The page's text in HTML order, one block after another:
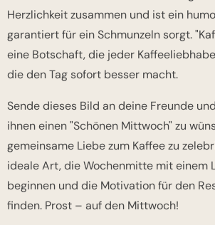
Herzlichkeit zusammen und ist ein
garantiert für ein Schmunzeln sorgt.
eine Botschaft, die jeder
die den Tag sofort besser macht.
Sende dieses Bild an deine Freunde
ihnen einen "Schönen Mittwoch" zu
gemeinsame Liebe zum Kaffee zu
ideale Art, die Wochenmitte mit einem
beginnen und die Motivation für den
finden. Prost – auf den Mittwoch!